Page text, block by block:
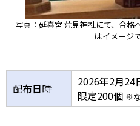
写真：延喜宮 荒見神社にて、合格
はイメージ
配布日時
2026年2月24
限定200個 ※